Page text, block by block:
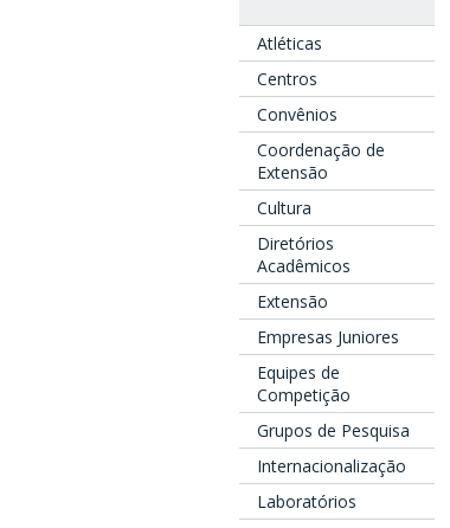
Atléticas
Centros
Convênios
Coordenação de
Extensão
Cultura
Diretórios
Acadêmicos
Extensão
Empresas Juniores
Equipes de
Competição
Grupos de Pesquisa
Internacionalização
Laboratórios